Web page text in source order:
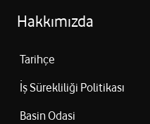
Hakkımızda
Tarihçe
İş Sürekliliği Politikası
Basin Odasi